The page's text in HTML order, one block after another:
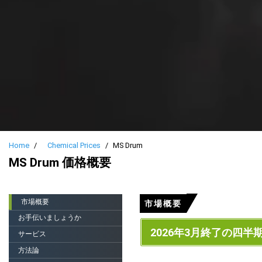
Home Chemical Prices MS Drum
MS Drum 価格概要
市場概要
お手伝いましょうか
サービス
方法論
市場概要
2026年3月終了の四半